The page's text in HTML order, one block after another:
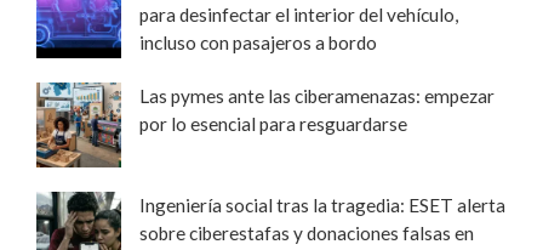
para desinfectar el interior del vehículo,
incluso con pasajeros a bordo
Las pymes ante las ciberamenazas: empezar
por lo esencial para resguardarse
Ingeniería social tras la tragedia: ESET alerta
sobre ciberestafas y donaciones falsas en